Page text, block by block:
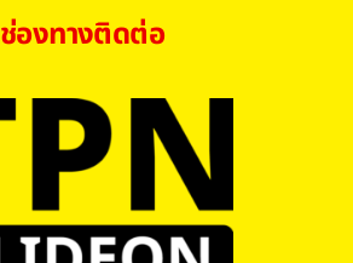
ช่องทางติดต่อ